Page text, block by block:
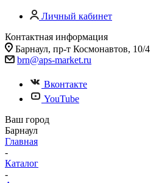
Личный кабинет
Контактная информация
Барнаул, пр-т Космонавтов, 10/4
brn@aps-market.ru
Вконтакте
YouTube
Ваш город
Барнаул
Главная
-
Каталог
-